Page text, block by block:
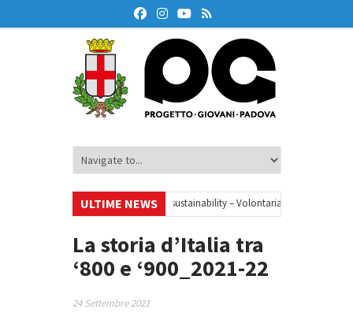
ULTIME NEWS
Your small steps towards sustainability – Volontariato europeo a
finanziaria
• Oxford Debate Lab – Borse di studio 2026/27
La storia d’Italia tra
‘800 e ‘900_2021-22
24 Settembre 2021